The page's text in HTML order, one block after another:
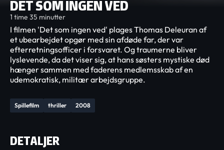
DET SOM INGEN VED
1 time 35 minutter
Spillefilm thriller 2008
I filmen 'Det som ingen ved' plages Thomas Deleuran af
et ubearbejdet opgør med sin afdøde far, der var
efterretningsofficer i forsvaret. Og traumerne bliver
lyslevende, da det viser sig, at hans søsters mystiske død
hænger sammen med faderens medlemsskab af en
udemokratisk, militær arbejdsgruppe.
DETALJER